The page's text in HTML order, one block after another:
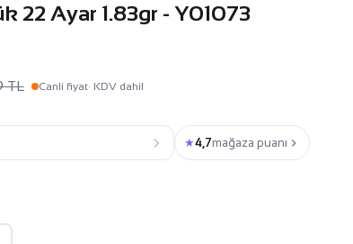
22 Ayar 1.83gr - Y01073
TL Canli fiyat· KDV dahil
★4,7mağaza puanı